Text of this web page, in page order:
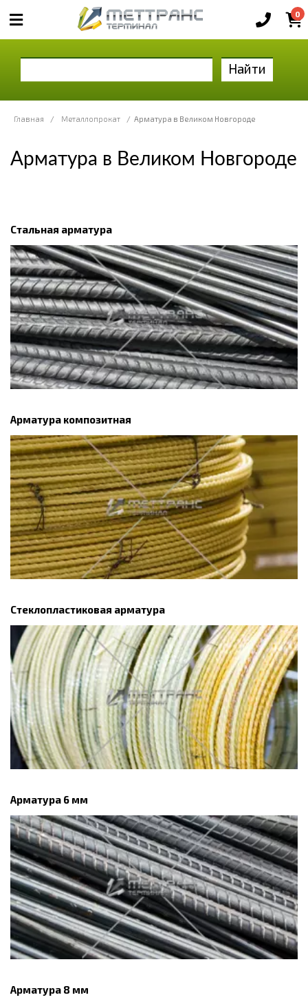
0
Найти
Главная / Металлопрокат / Арматура в Великом Новгороде
Арматура в Великом Новгороде
Стальная арматура
Арматура композитная
Стеклопластиковая арматура
Арматура 6 мм
Арматура 8 мм